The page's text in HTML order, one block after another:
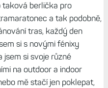
taková berlička pro
a tak podobně,
tras, každý den
si s novými fénixy
jsem si svoje různé
na outdoor a indoor
mě stačí jen poklepat,